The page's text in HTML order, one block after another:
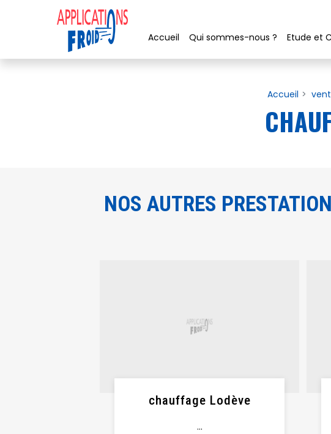
Accueil Qui sommes-nous ? Etude et
Accueil
NOS AUTRES
chauffage Lodève
...
Panneau de gestion des cookies